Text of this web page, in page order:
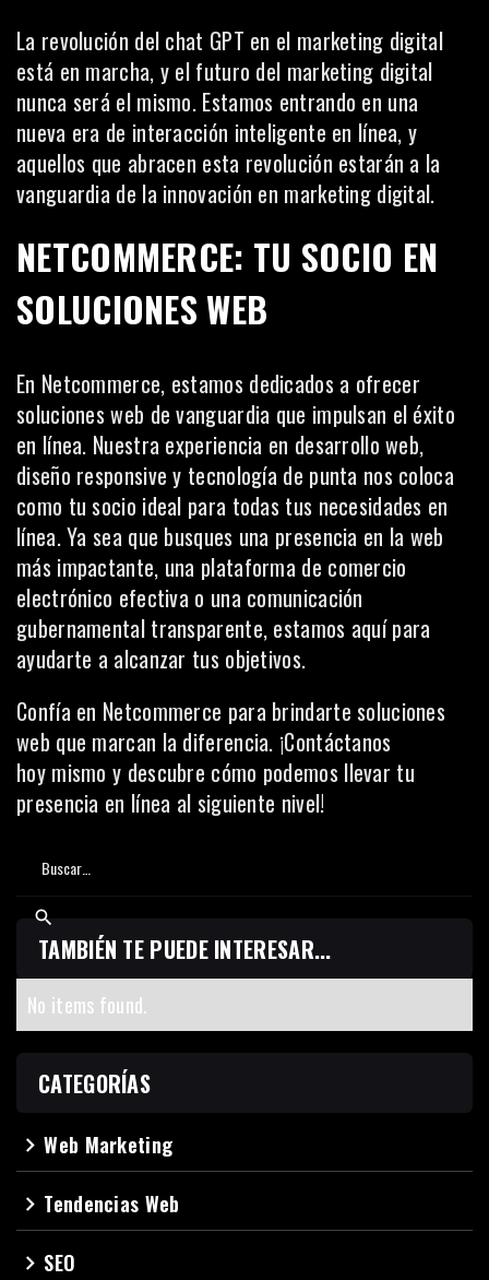
La revolución del chat GPT en el marketing digital
está en marcha, y el futuro del marketing digital
nunca será el mismo. Estamos entrando en una
nueva era de interacción inteligente en línea, y
aquellos que abracen esta revolución estarán a la
vanguardia de la innovación en marketing digital.
NETCOMMERCE: TU SOCIO EN
SOLUCIONES WEB
En Netcommerce, estamos dedicados a ofrecer
soluciones web de vanguardia que impulsan el éxito
en línea. Nuestra experiencia en desarrollo web,
diseño responsive y tecnología de punta nos coloca
como tu socio ideal para todas tus necesidades en
línea. Ya sea que busques una presencia en la web
más impactante, una plataforma de comercio
electrónico efectiva o una comunicación
gubernamental transparente, estamos aquí para
ayudarte a alcanzar tus objetivos.
Confía en Netcommerce para brindarte soluciones
web que marcan la diferencia. ¡Contáctanos
hoymismo y descubre cómo podemos llevar tu
presencia en línea al siguiente nivel!
TAMBIÉN TE PUEDE INTERESAR...
No items found.
CATEGORÍAS
navigate_nextWeb Marketing
navigate_next Tendencias Web
navigate_next SEO